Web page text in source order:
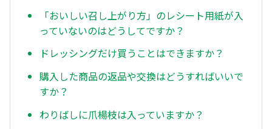
「おいしい召し上がり方」のレシート用紙が入
っていないのはどうしてですか？
ドレッシングだけ買うことはできますか？
購入した商品の返品や交換はどうすればいいで
すか？
わりばしに爪楊枝は入っていますか？